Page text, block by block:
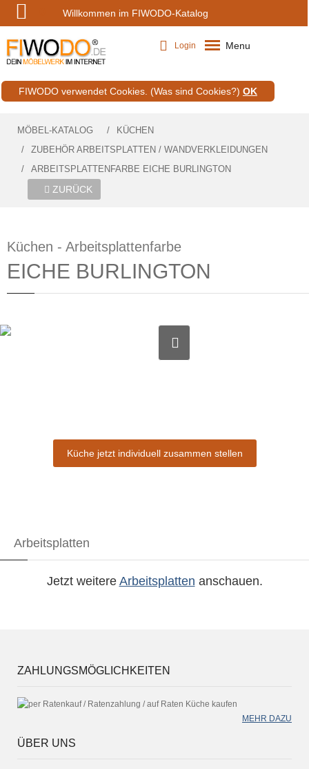
Willkommen im FIWODO-Katalog
Login Menu
FIWODO verwendet Cookies. (Was sind Cookies?) OK
MÖBEL-KATALOG
KÜCHEN
ZUBEHÖR ARBEITSPLATTEN / WANDVERKLEIDUNGEN
ARBEITSPLATTENFARBE EICHE BURLINGTON
ZURÜCK
Küchen - Arbeitsplattenfarbe
EICHE BURLINGTON
Küche jetzt individuell zusammen stellen
Arbeitsplatten
Jetzt weitere Arbeitsplatten anschauen.
ZAHLUNGSMÖGLICHKEITEN
MEHR DAZU
ÜBER UNS